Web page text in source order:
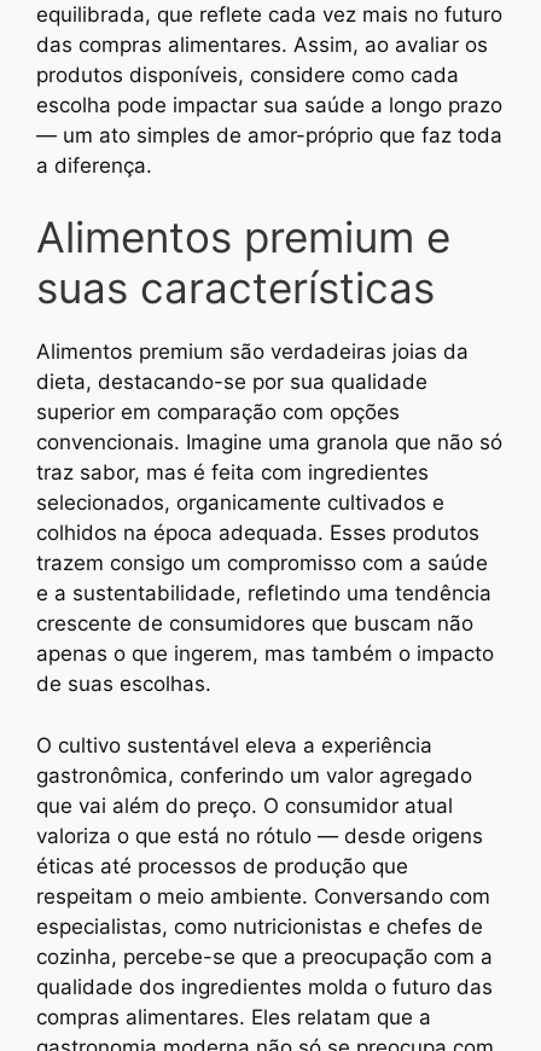
equilibrada, que reflete cada vez mais no futuro
das compras alimentares. Assim, ao avaliar os
produtos disponíveis, considere como cada
escolha pode impactar sua saúde a longo prazo
— um ato simples de amor-próprio que faz toda
a diferença.
Alimentos premium e
suas características
Alimentos premium são verdadeiras joias da
dieta, destacando-se por sua qualidade
superior em comparação com opções
convencionais. Imagine uma granola que não só
traz sabor, mas é feita com ingredientes
selecionados, organicamente cultivados e
colhidos na época adequada. Esses produtos
trazem consigo um compromisso com a saúde
e a sustentabilidade, refletindo uma tendência
crescente de consumidores que buscam não
apenas o que ingerem, mas também o impacto
de suas escolhas.
O cultivo sustentável eleva a experiência
gastronômica, conferindo um valor agregado
que vai além do preço. O consumidor atual
valoriza o que está no rótulo — desde origens
éticas até processos de produção que
respeitam o meio ambiente. Conversando com
especialistas, como nutricionistas e chefes de
cozinha, percebe-se que a preocupação com a
qualidade dos ingredientes molda o futuro das
compras alimentares. Eles relatam que a